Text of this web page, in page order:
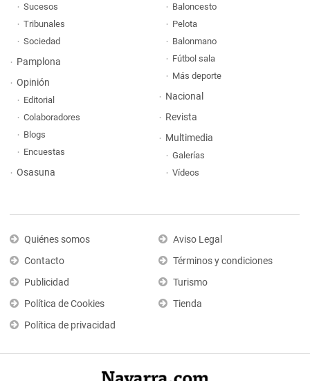
Sucesos
Tribunales
Sociedad
Pamplona
Opinión
Editorial
Colaboradores
Blogs
Encuestas
Osasuna
Baloncesto
Pelota
Balonmano
Fútbol sala
Más deporte
Nacional
Revista
Multimedia
Galerías
Vídeos
Quiénes somos
Contacto
Publicidad
Política de Cookies
Política de privacidad
Aviso Legal
Términos y condiciones
Turismo
Tienda